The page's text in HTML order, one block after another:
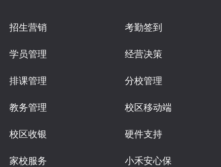
招生营销
考勤签到
学员管理
经营决策
排课管理
分校管理
教务管理
校区移动端
校区收银
硬件支持
家校服务
小禾安心保